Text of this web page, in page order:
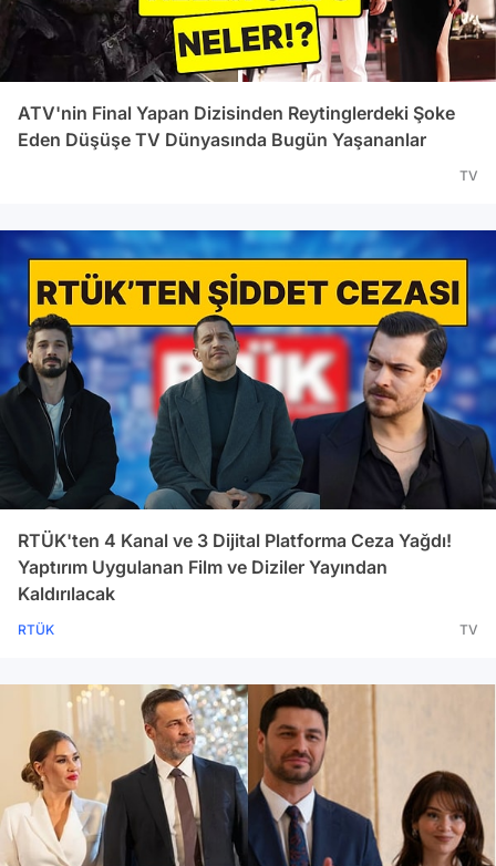
ATV'nin Final Yapan Dizisinden Reytinglerdeki Şoke
Eden Düşüşe TV Dünyasında Bugün Yaşananlar
TV
RTÜK'ten 4 Kanal ve 3 Dijital Platforma Ceza Yağdı!
Yaptırım Uygulanan Film ve Diziler Yayından
Kaldırılacak
RTÜK TV